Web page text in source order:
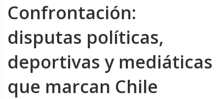
Confrontación:
disputas políticas,
deportivas y mediáticas
que marcan Chile